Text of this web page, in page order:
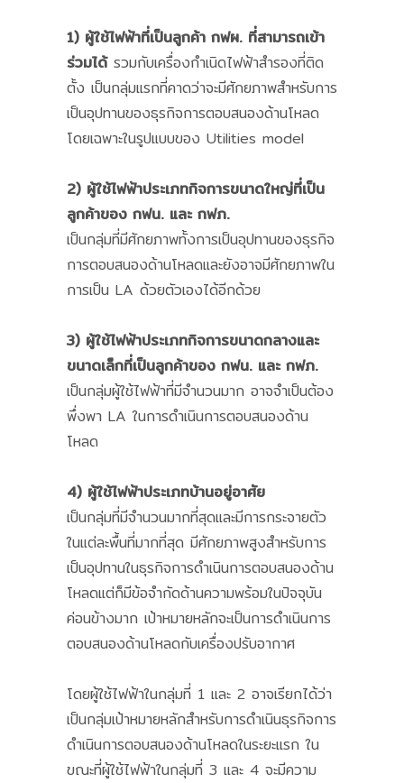
1) ผู้ใช้ไฟฟ้าที่เป็นลูกค้า กฟผ. ที่สามารถเข้า
ร่วมได้รวมกับเครื่องกำเนิดไฟฟ้าสำรองที่ติด
ตั้ง เป็นกลุ่มแรกที่คาดว่าจะมีศักยภาพสำหรับการ
เป็นอุปทานของธุรกิจการตอบสนองด้านโหลด
โดยเฉพาะในรูปแบบของ Utilities model
2) ผู้ใช้ไฟฟ้าประเภทกิจการขนาดใหญ่ที่เป็น
ลูกค้าของ กฟน. และ กฟภ.
เป็นกลุ่มที่มีศักยภาพทั้งการเป็นอุปทานของธุรกิจ
การตอบสนองด้านโหลดและยังอาจมีศักยภาพใน
การเป็น LA ด้วยตัวเองได้อีกด้วย
3) ผู้ใช้ไฟฟ้าประเภทกิจการขนาดกลางและ
ขนาดเล็กที่เป็นลูกค้าของ กฟน. และ กฟภ.
เป็นกลุ่มผู้ใช้ไฟฟ้าที่มีจำนวนมาก อาจจำเป็นต้อง
พึ่งพา LA ในการดำเนินการตอบสนองด้าน
โหลด
4) ผู้ใช้ไฟฟ้าประเภทบ้านอยู่อาศัย
เป็นกลุ่มที่มีจำนวนมากที่สุดและมีการกระจายตัว
ในแต่ละพื้นที่มากที่สุด มีศักยภาพสูงสำหรับการ
เป็นอุปทานในธุรกิจการดำเนินการตอบสนองด้าน
โหลดแต่ก็มีข้อจำกัดด้านความพร้อมในปัจจุบัน
ค่อนข้างมาก เป้าหมายหลักจะเป็นการดำเนินการ
ตอบสนองด้านโหลดกับเครื่องปรับอากาศ
โดยผู้ใช้ไฟฟ้าในกลุ่มที่ 1 และ 2 อาจเรียกได้ว่า
เป็นกลุ่มเป้าหมายหลักสำหรับการดำเนินธุรกิจการ
ดำเนินการตอบสนองด้านโหลดในระยะแรก ใน
ขณะที่ผู้ใช้ไฟฟ้าในกลุ่มที่ 3 และ 4 จะมีความ